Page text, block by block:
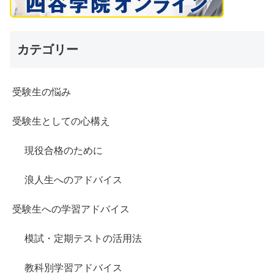
カテゴリー
受験生の悩み
受験生としての心構え
現役合格のために
浪人生へのアドバイス
受験生への学習アドバイス
模試・定期テストの活用法
教科別学習アドバイス